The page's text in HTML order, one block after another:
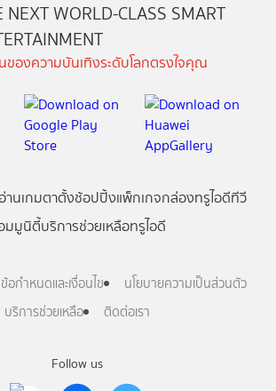
Follow us
NEXT WORLD-CLASS SMART
ของความบันเทิงระดับโลกตรงใจคุณ
านเกมตาตั้งช้อปปิ้งแพ็กเกจกล่องทรูไอดีทีวี
มมูนิตี้บริการช่วยเหลือทรูไอดี
ข้อกำหนดและเงื่อนไข
นโยบายความเป็นส่วนตัว
บริการช่วยเหลือ
ติดต่อเรา